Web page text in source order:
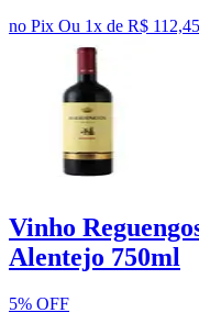
no Pix Ou 1x de R$
Vinho
Alentejo 750ml
5% OFF